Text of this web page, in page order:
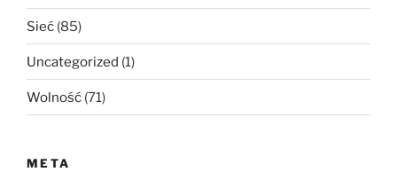
Sieć (85)
Uncategorized (1)
Wolność (71)
META